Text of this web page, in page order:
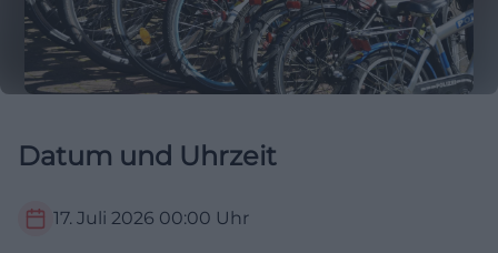
Datum und Uhrzeit
17. Juli 2026 00:00 Uhr